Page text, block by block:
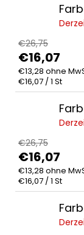
€26,75
€16,07
€13,28 ohne
Verkaufspreis:
€16,07 / 1 St
€26,75
€16,07
€13,28 ohne
Verkaufspreis:
€16,07 / 1 St